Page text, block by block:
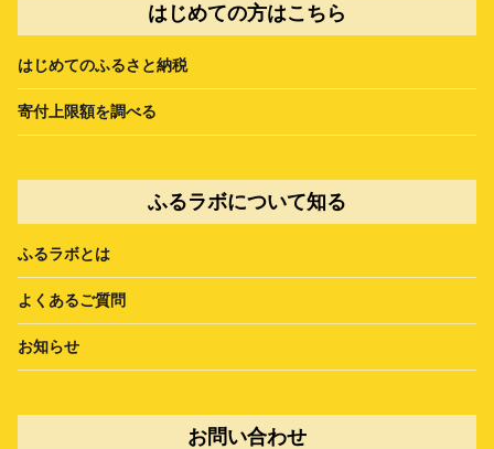
はじめての方はこちら
はじめてのふるさと納税
寄付上限額を調べる
ふるラボについて知る
ふるラボとは
よくあるご質問
お知らせ
お問い合わせ